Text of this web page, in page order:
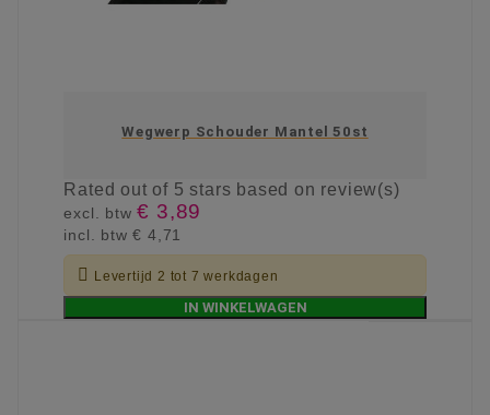
Wegwerp Schouder Mantel 50st
Ratedout of 5 stars based on review(s)
excl. btw€ 3,89
incl. btw€ 4,71
 Levertijd 2 tot 7 werkdagen
IN WINKELWAGEN